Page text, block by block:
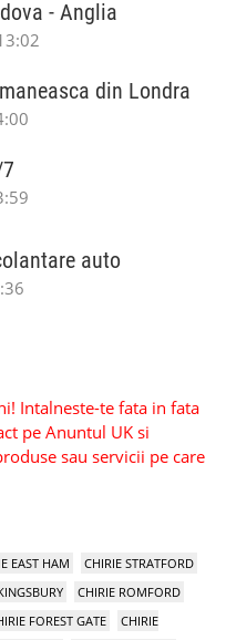
- Anglia
din Londra
auto
Intalneste-te fata in fata
pe Anuntul UK si
sau servicii pe care
EAST HAM
CHIRIE STRATFORD
CHIRIE ROMFORD
FOREST GATE
CHIRIE